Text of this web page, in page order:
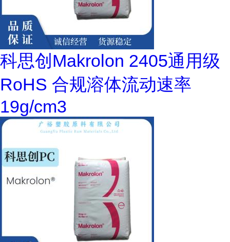
科思创Makrolon 2405通用级
RoHS 合规溶体流动速率
19g/cm3